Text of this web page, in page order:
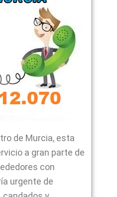
de Murcia, esta
a gran parte de
con
urgente de